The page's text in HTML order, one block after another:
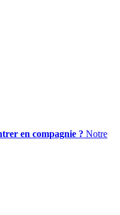
en compagnie ? Notre